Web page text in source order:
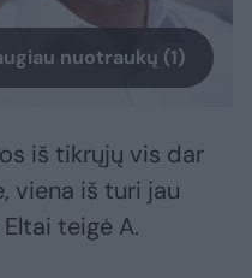
nuotraukų (1)
iš tikrųjų vis dar
viena iš turi jau
teigė A.